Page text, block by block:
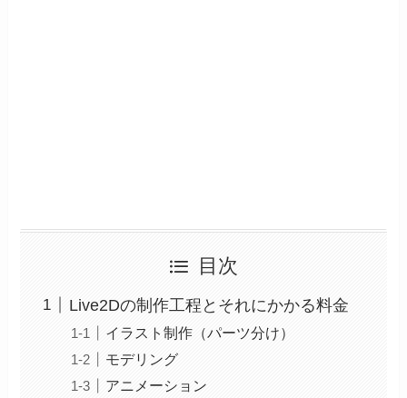
目次
Live2Dの制作工程とそれにかかる料金
イラスト制作（パーツ分け）
モデリング
アニメーション